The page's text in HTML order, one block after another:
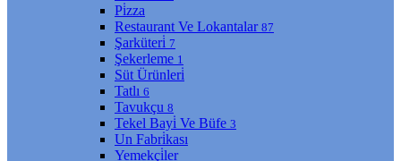
Pi̇zza
Restaurant Ve Lokantalar 87
Şarküteri̇ 7
Şekerleme 1
Süt Ürünleri̇
Tatlı 6
Tavukçu 8
Tekel Bayi̇ Ve Büfe 3
Un Fabri̇kası
Yemekçi̇ler